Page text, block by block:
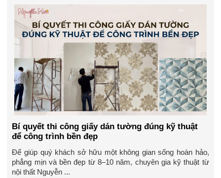
Bí quyết thi công giấy dán tường đúng kỹ thuật
để công trình bền đẹp
Để giúp quý khách sở hữu một không gian sống hoàn hảo,
phẳng mịn và bền đẹp từ 8–10 năm, chuyên gia kỹ thuật từ
nội thất Nguyễn ...